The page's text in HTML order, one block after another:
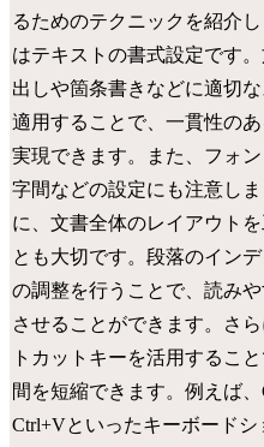
るためのテクニックを紹介
はテキストの書式設定です
出しや箇条書きなどに適切
適用することで、一貫性の
実現できます。また、フォン
字間などの設定にも注意し
に、文書全体のレイアウトを
とも大切です。段落のイン
の調整を行うことで、読み
させることができます。さ
トカットキーを活用するこ
間を短縮できます。例えば
Ctrl+Vといったキーボードシ